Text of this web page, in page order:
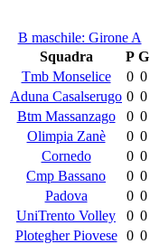
B maschile: Girone A
Squadra
P G
Tmb Monselice
0 0
Aduna Casalserugo 0 0
Btm Massanzago
0 0
Olimpia Zanè
0 0
Cornedo
0 0
Cmp Bassano
0 0
Padova
0 0
UniTrento Volley
0 0
Plotegher Piovese
0 0